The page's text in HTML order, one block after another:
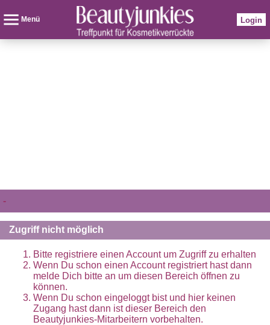
Menü Login
-
Zugriff nicht möglich
Bitte registriere einen Account um Zugriff zu erhalten
Wenn Du schon einen Account registriert hast dann
melde Dich bitte an um diesen Bereich öffnen zu
können.
Wenn Du schon eingeloggt bist und hier keinen
Zugang hast dann ist dieser Bereich den
Beautyjunkies-Mitarbeitern vorbehalten.